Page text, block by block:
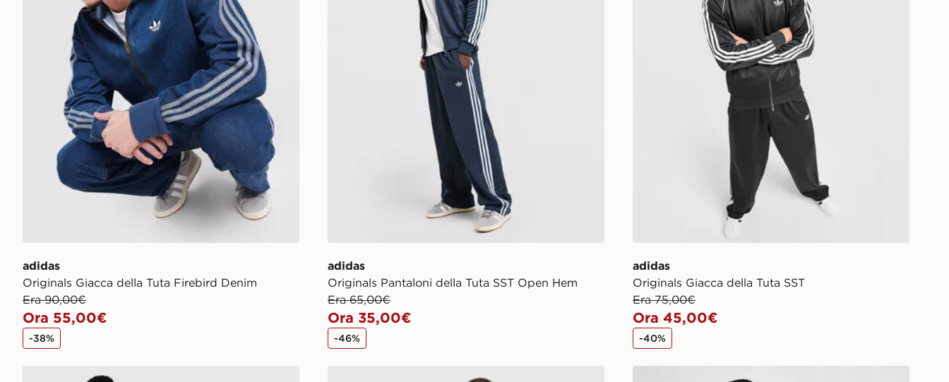
“consegna in negozio lo stesso giorno”. Per
rintracciare il tuo ordine visita
https://www.jdsports.it/track-my-order/
adidas
Originals Giacca della Tuta Firebird Denim
Era 90,00€
Ora 55,00€
-38%
adidas
Originals Pantaloni della Tuta SST Open Hem
Era 65,00€
Ora 35,00€
-46%
adidas
Originals Giacca della Tuta SST
Era 75,00€
Ora 45,00€
-40%
adidas Originals Pantaloni della Tuta SST